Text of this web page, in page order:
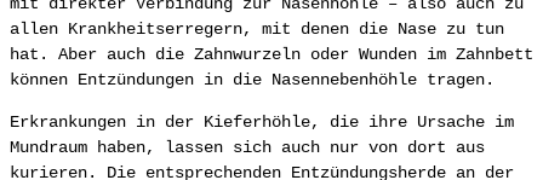
mit direkter Verbindung zur Nasenhöhle – also auch zu
allen Krankheitserregern, mit denen die Nase zu tun
hat. Aber auch die Zahnwurzeln oder Wunden im Zahnbett
können Entzündungen in die Nasennebenhöhle tragen.
Erkrankungen in der Kieferhöhle, die ihre Ursache im
Mundraum haben, lassen sich auch nur von dort aus
kurieren. Die entsprechenden Entzündungsherde an der